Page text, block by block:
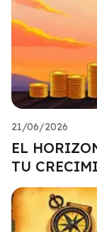
21/06/2026
EL
TU